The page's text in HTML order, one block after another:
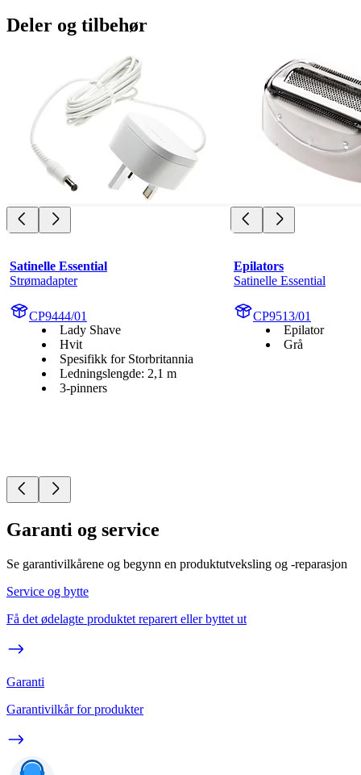
Deler og tilbehør
Satinelle Essential
Strømadapter
CP9444/01
Lady Shave
Hvit
Spesifikk for Storbritannia
Ledningslengde: 2,1 m
3-pinners
Epilators
Satinelle Essential
CP9513/01
Epilator
Grå
Garanti og service
Se garantivilkårene og begynn en produktutveksling og -reparasjon
Service og bytte
Få det ødelagte produktet reparert eller byttet ut
Garanti
Garantivilkår for produkter